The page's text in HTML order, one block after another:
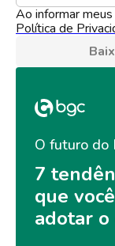
Ao informar
Política de
O futuro do
7
que
adotar